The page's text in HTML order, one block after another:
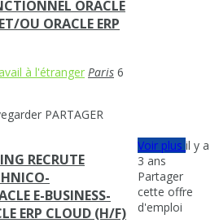
ORACLE
OU ORACLE ERP
à l'étranger Paris 6
PARTAGER
RECRUTE
E-BUSINESS-
ERP CLOUD (H/F)
Voir plusil y a
3 ans
Partager
cette offre
d'emploi